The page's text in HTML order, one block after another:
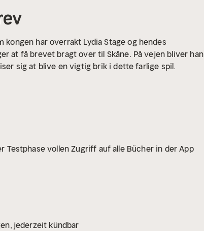
har overrakt Lydia Stage og hendes
at få brevet bragt over til Skåne. På vejen bliver han
sig at blive en vigtig brik i dette farlige spil.
Testphase vollen Zugriff auf alle Bücher in der App
jederzeit kündbar